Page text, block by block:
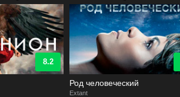
8.2
Род человеческий
Extant